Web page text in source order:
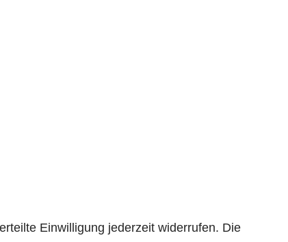
Einwilligung jederzeit widerrufen. Die